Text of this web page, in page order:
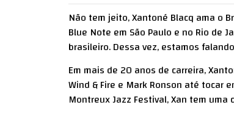
Não tem jeito, Xantoné Blacq ama o
Blue Note em São Paulo e no Rio de
brasileiro. Dessa vez, estamos
Em mais de 20 anos de carreira,
Wind & Fire e Mark Ronson até tocar
Montreux Jazz Festival, Xan tem